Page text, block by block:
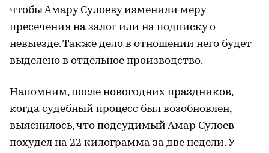
чтобы Амару Сулоеву изменили меру
пресечения на залог или на подписку о
невыезде. Также дело в отношении него будет
выделено в отдельное производство.
Напомним, после новогодних праздников,
когда судебный процесс был возобновлен,
выяснилось, что подсудимый Амар Сулоев
похудел на 22 килограмма за две недели. У